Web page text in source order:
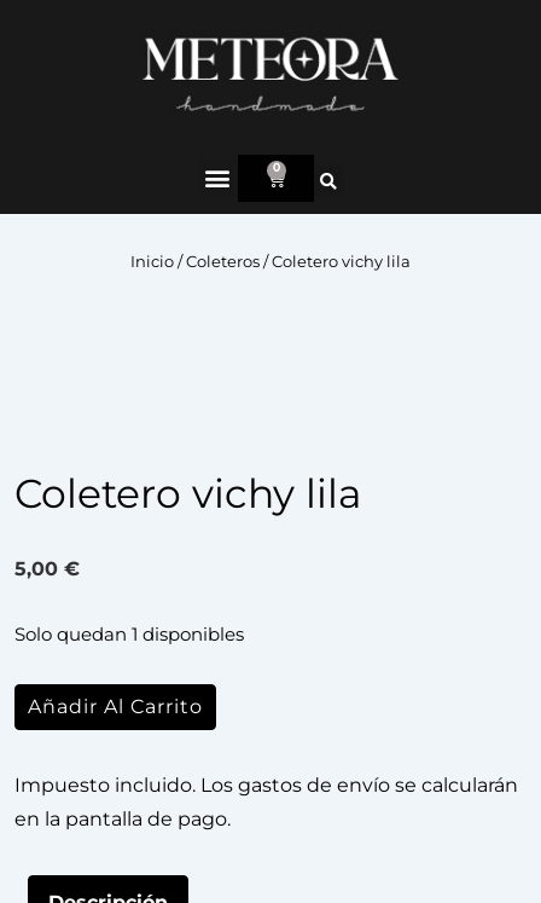
0
Inicio/Coleteros/ Coletero vichy lila
Coletero vichy lila
5,00 €
Solo quedan 1 disponibles
Añadir Al Carrito
Impuesto incluido. Los gastos de envío se calcularán
en la pantalla de pago.